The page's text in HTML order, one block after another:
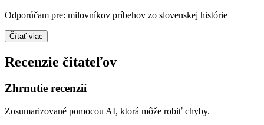
Odporúčam pre: milovníkov príbehov zo slovenskej histórie
Čítať viac
Recenzie čitateľov
Zhrnutie recenzií
Zosumarizované pomocou AI, ktorá môže robiť chyby.